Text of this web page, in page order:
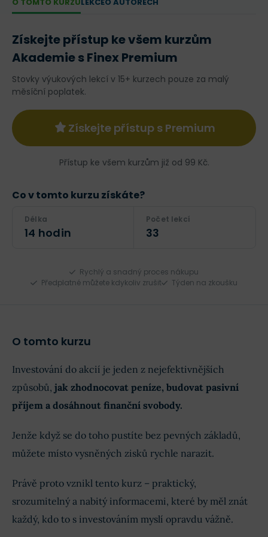
Získejte přístup ke všem kurzům
Akademie s Finex Premium
Stovky výukových lekcí v 15+ kurzech pouze za malý
měsíční poplatek.
Získejte přístup s Premium
Přístup ke všem kurzům již od 99 Kč.
Co v tomto kurzu získáte?
Délka
14 hodin
Počet lekcí
33
Rychlý a snadný proces nákupu
Předplatné můžete kdykoliv zrušit
Týden na zkoušku
O tomto kurzu
Investování do akcií je jeden z nejefektivnějších
způsobů, jak zhodnocovat peníze, budovat pasivní
příjem a dosáhnout finanční svobody.
Jenže když se do toho pustíte bez pevných základů,
můžete místo vysněných zisků rychle narazit.
Právě proto vznikl tento kurz – praktický,
srozumitelný a nabitý informacemi, které by měl znát
každý, kdo to s investováním myslí opravdu vážně.